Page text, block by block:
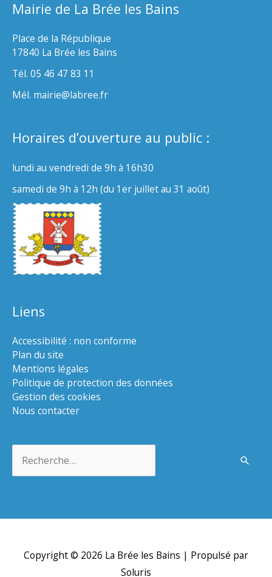
Mairie de La Brée les Bains
Place de la République
17840 La Brée les Bains
Tél. 05 46 47 83 11
Mél. mairie@labree.fr
Horaires d’ouverture au public :
lundi au vendredi de 9h à 16h30
samedi de 9h à 12h (du 1er juillet au 31 août)
Liens
Accessibilité : non conforme
Plan du site
Mentions légales
Politique de protection des données
Gestion des cookies
Nous contacter
Copyright © 2026 La Brée les Bains | Propulsé par
Soluris